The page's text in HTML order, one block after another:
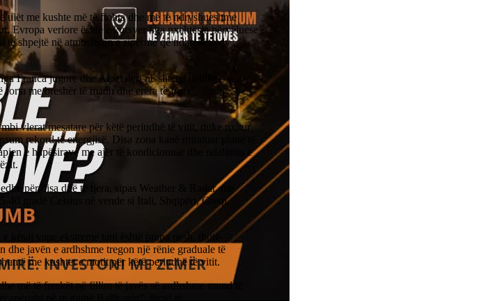
ulët me kushte më të ftohta dhe më të ndryshueshme
Evropa veriore është e kursyer nga nxehtësia përvëluese
të shpejtë në atmosferën e sipërme që ndan këto dy
Franca jugore dhe Alpet deri në shtetet baltike – pati
me breshër të madh dhe erëra të forta”, shton
vlerat mesatare për këtë periudhë të vitit, duke nxitur
rekord të energjisë. Disa zona kanë miratuar plane të
e hapësirave me ajër të kondicionuar dhe ndalimin e
për disa ditë të tjera, sipas Weather & Radar, me
40 gradë Celsius në vende si Itali, Shqipëri, Greqi,
kësaj vape ekstreme tani është prapa nesh, thotë
dhe javën e ardhshme tregon një rënie graduale të
me kushtet e motit për këtë periudhë të vitit.
më të freskët në fillim të javës së ardhshme mund të